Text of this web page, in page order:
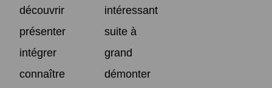
découvrir
intéressant
présenter
suite à
intégrer
grand
connaître
démonter